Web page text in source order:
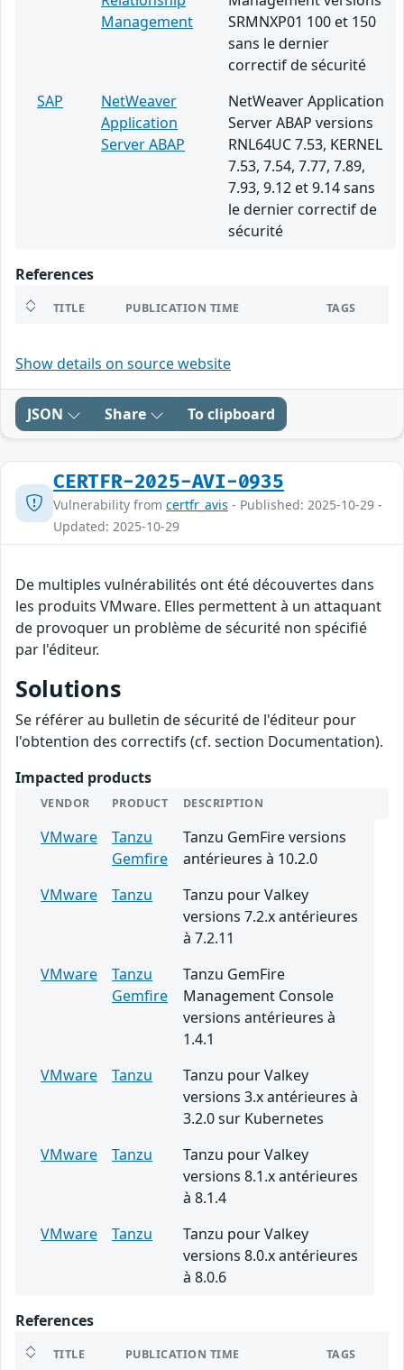
Management
SRMNXP01 100 et 150
sans le dernier
correctif de sécurité
SAP
NetWeaver
Application
Server ABAP
NetWeaver Application
Server ABAP versions
RNL64UC 7.53, KERNEL
7.53, 7.54, 7.77, 7.89,
7.93, 9.12 et 9.14 sans
le dernier correctif de
sécurité
References
TITLE PUBLICATION TIME TAGS
Show details on source website
JSON Share To clipboard
CERTFR-2025-AVI-0935
Vulnerability from certfr_avis - Published: 2025-10-29 -
Updated: 2025-10-29
De multiples vulnérabilités ont été découvertes dans
les produits VMware. Elles permettent à un attaquant
de provoquer un problème de sécurité non spécifié
par l'éditeur.
Solutions
Se référer au bulletin de sécurité de l'éditeur pour
l'obtention des correctifs (cf. section Documentation).
Impacted products
VENDOR PRODUCT DESCRIPTION
VMware
Tanzu
Gemfire
Tanzu GemFire versions
antérieures à 10.2.0
VMware
Tanzu
Tanzu pour Valkey
versions 7.2.x antérieures
à 7.2.11
VMware
Tanzu
Gemfire
Tanzu GemFire
Management Console
versions antérieures à
1.4.1
VMware
Tanzu
Tanzu pour Valkey
versions 3.x antérieures à
3.2.0 sur Kubernetes
VMware
Tanzu
Tanzu pour Valkey
versions 8.1.x antérieures
à 8.1.4
VMware
Tanzu
Tanzu pour Valkey
versions 8.0.x antérieures
à 8.0.6
References
TITLE PUBLICATION TIME TAGS